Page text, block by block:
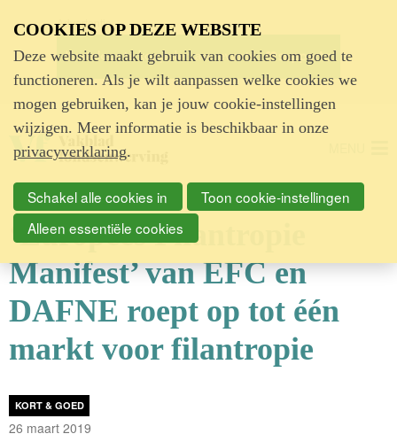
Advertentie
‘Europees Filantropie
Manifest’ van EFC en
DAFNE roept op tot één
markt voor filantropie
KORT & GOED
26 maart 2019
COOKIES OP DEZE WEBSITE
Deze website maakt gebruik van cookies om goed te
functioneren. Als je wilt aanpassen welke cookies we
mogen gebruiken, kan je jouw cookie-instellingen
wijzigen. Meer informatie is beschikbaar in onze
privacyverklaring.
Schakel alle cookies in
Toon cookie-instellingen
Alleen essentiële cookies